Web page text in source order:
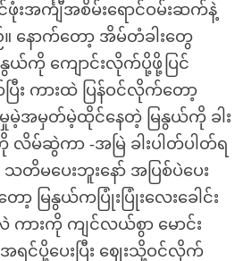
အင်္ကျီအစိမ်းရောင်ဝမ်းဆက်နဲ့
နောက်တော့ အိမ်တံခါးတွေ
ယ်ကို ကျောင်းလိုက်ပို့ဖို့ပြင်
ြီး ကားထဲ ပြန်ဝင်လိုက်တော့
မှုမဲ့အမှတ်မဲ့ထိုင်နေတဲ့ မြနွယ်ကို ခါး
ကို လိမ်ဆွဲကာ -အမြဲ ခါးပါတ်ပါတ်ရ
တိမပေးဘူးနော် အပြစ်ပဲပေး
ာ့ မြနွယ်ကပြုံးပြုံးလေးခေါင်း
ကားကို ကျင်လယ်စွာ မောင်း
ရင်ပို့ပေးပြီး ဈေးသို့ဝင်လိုက်